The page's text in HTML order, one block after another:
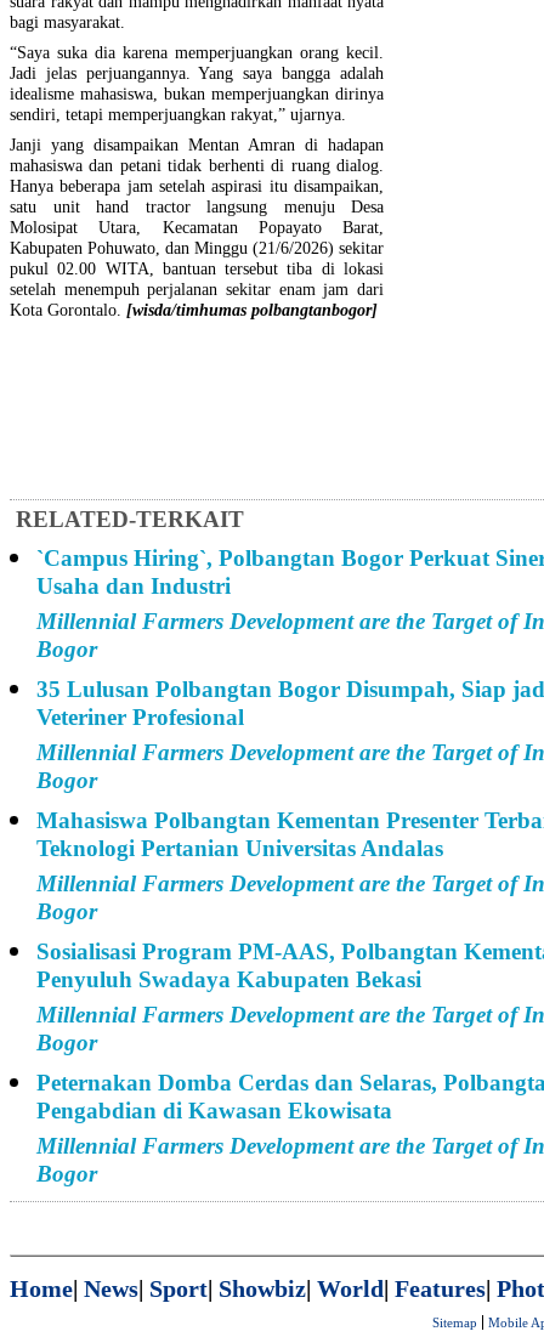
bagi masyarakat.
“Saya suka dia karena memperjuangkan orang kecil.
Jadi jelas perjuangannya. Yang saya bangga adalah
idealisme mahasiswa, bukan memperjuangkan dirinya
sendiri, tetapi memperjuangkan rakyat,” ujarnya.
Janji yang disampaikan Mentan Amran di hadapan
mahasiswa dan petani tidak berhenti di ruang dialog.
Hanya beberapa jam setelah aspirasi itu disampaikan,
satu unit hand tractor langsung menuju Desa
Molosipat Utara, Kecamatan Popayato Barat,
Kabupaten Pohuwato, dan Minggu (21/6/2026) sekitar
pukul 02.00 WITA, bantuan tersebut tiba di lokasi
setelah menempuh perjalanan sekitar enam jam dari
Kota Gorontalo. [wisda/timhumas polbangtanbogor]
RELATED-TERKAIT
`Campus Hiring`, Polbangtan Bogor Perkuat
Usaha dan Industri
Millennial Farmers Development are the Target of
Bogor
35 Lulusan Polbangtan Bogor Disumpah, Siap
Veteriner Profesional
Millennial Farmers Development are the Target of
Bogor
Mahasiswa Polbangtan Kementan Presenter
Teknologi Pertanian Universitas Andalas
Millennial Farmers Development are the Target of
Bogor
Sosialisasi Program PM-AAS, Polbangtan
Penyuluh Swadaya Kabupaten Bekasi
Millennial Farmers Development are the Target of
Bogor
Peternakan Domba Cerdas dan Selaras,
Pengabdian di Kawasan Ekowisata
Millennial Farmers Development are the Target of
Bogor
Home| News| Sport| Showbiz| World| Features|
Sitemap Mobile